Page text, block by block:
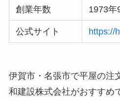
創業年数 1973年
公式サイト https://
伊賀市・名張市で平屋の注
和建設株式会社がおすすめ